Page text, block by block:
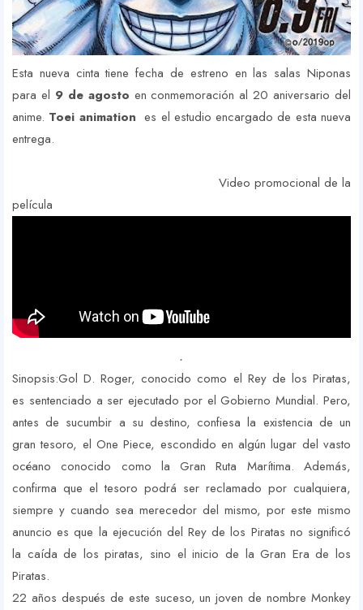
Esta nueva cinta tiene fecha de estreno en las salas Niponas
para el 9 de agosto en conmemoración al 20 aniversario del
anime. Toei animation es el estudio encargado de esta nueva
entrega.
Video promocional de la
película
.
Sinopsis:Gol D. Roger,conocido como el Rey de los Piratas,
es sentenciado a ser ejecutado por el Gobierno Mundial. Pero,
antes de sucumbir a su destino, confiesa la existencia de un
gran tesoro, el One Piece, escondido en algún lugar del vasto
océano conocido como la Gran Ruta Marítima. Además,
confirma que el tesoro podrá ser reclamado por cualquiera,
siempre y cuando sea merecedor del mismo, por este mismo
anuncio es que la ejecución del Rey de los Piratas no significó
la caída de los piratas, sino el inicio de la Gran Era de los
Piratas.
22 años después de este suceso, un joven de nombre Monkey